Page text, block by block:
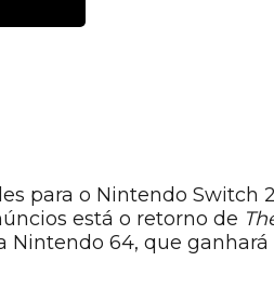
para o Nintendo Switch
está o retorno de
64, que